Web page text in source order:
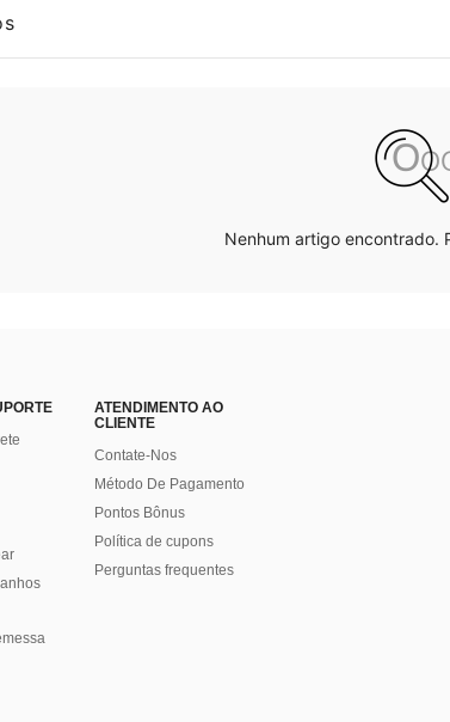
Nenhum artigo encontrado.
ATENDIMENTO AO
CLIENTE
Contate-Nos
Método De Pagamento
Pontos Bônus
Política de cupons
Perguntas frequentes